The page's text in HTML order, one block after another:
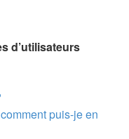
d’utilisateurs
puis-je en